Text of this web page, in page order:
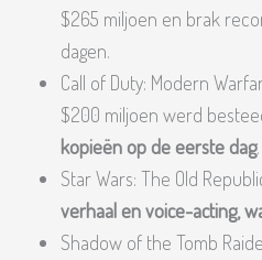
$265 miljoen en brak
dagen.
Call of Duty: Modern
$200 miljoen werd
kopieën op de eerste dag.
Star Wars: The Old
verhaal en voice-acting,
Shadow of the Tomb